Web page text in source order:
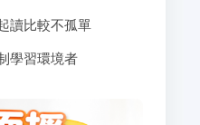
讀比較不孤單
學習環境者